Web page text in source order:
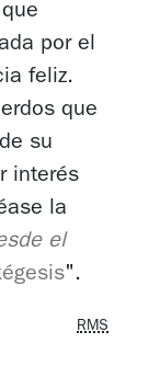
por el
feliz.
que
su
interés
la
el
".
rms